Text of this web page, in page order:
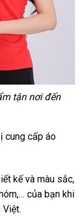
tận nơi đến
cung cấp áo
kế và màu sắc,
của bạn khi